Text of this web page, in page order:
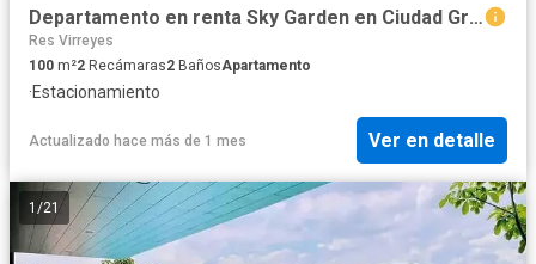
Departamento en renta Sky Garden en Ciudad Granja
Res Virreyes
100 m²2 Recámaras2 BañosApartamento
·Estacionamiento
Actualizado hace más de 1 mes Ver en detalle
1 /21